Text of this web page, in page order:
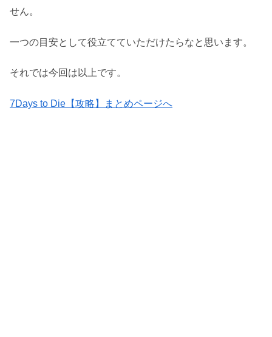
せん。
一つの目安として役立てていただけたらなと思います。
それでは今回は以上です。
7Days to Die【攻略】まとめページへ